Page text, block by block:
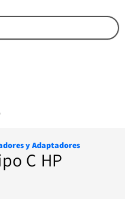
y Adaptadores
C HP